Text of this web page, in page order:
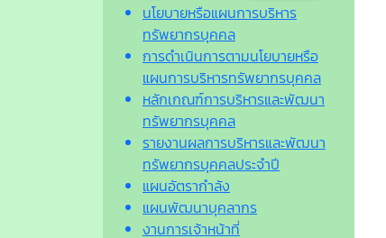
นโยบายหรือแผนการบริหาร
ทรัพยากรบุคคล
การดำเนินการตามนโยบายหรือ
แผนการบริหารทรัพยากรบุคคล
หลักเกณฑ์การบริหารและพัฒนา
ทรัพยากรบุคคล
รายงานผลการบริหารและพัฒนา
ทรัพยากรบุคคลประจำปี
แผนอัตรากำลัง
แผนพัฒนาบุคลากร
งานการเจ้าหน้าที่